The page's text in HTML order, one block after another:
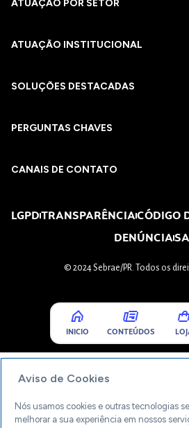
ATUAÇÃO POR SETOR
ATUAÇÃO INSTITUCIONAL
SOLUÇÕES DESTACADAS
PERGUNTAS CHAVES​
CANAIS DE CONTATO
LGPDTRANSPARÊNCIACÓDIGO
DENÚNCIA
© 2024 Sebrae/PR. Todos os
INICIO CONTEÚDOS
Aviso de Cookies
Nós usamos cookies e outras tecnologias
melhorar a sua experiência em nossos